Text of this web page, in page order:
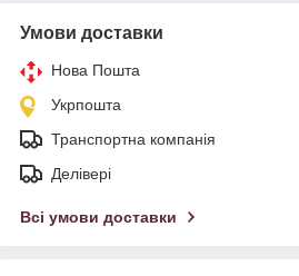
Умови доставки
Нова Пошта
Укрпошта
Транспортна компанія
Делівері
Всі умови доставки